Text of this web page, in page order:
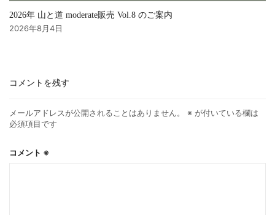
2026年 山と道 moderate販売 Vol.8 のご案内
2026年8月4日
コメントを残す
メールアドレスが公開されることはありません。 ※ が付いている欄は
必須項目です
コメント ※